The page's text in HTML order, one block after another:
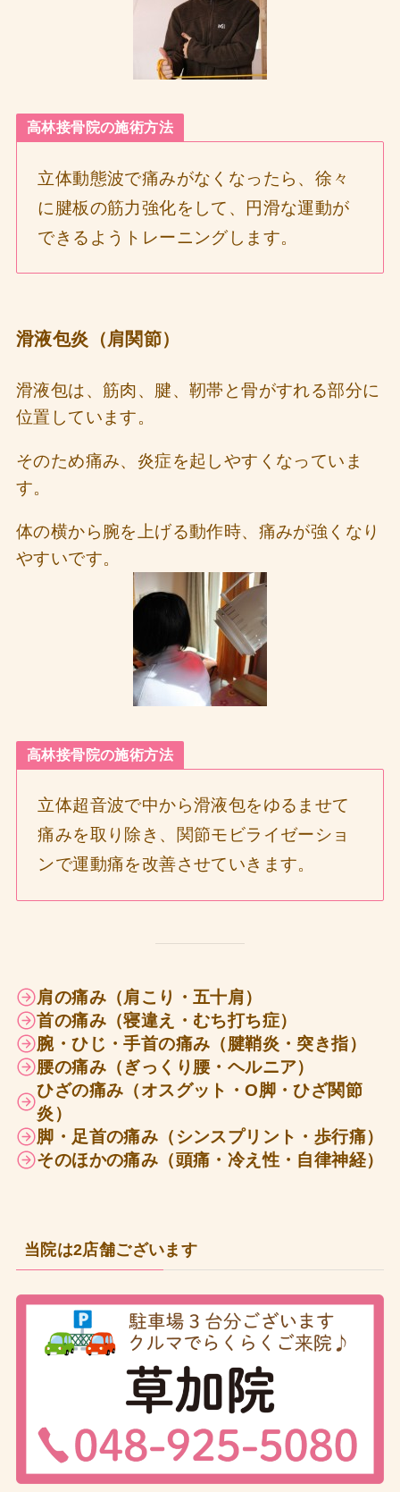
高林接骨院の施術方法
立体動態波で痛みがなくなったら、徐々
に腱板の筋力強化をして、円滑な運動が
できるようトレーニングします。
滑液包炎（肩関節）
滑液包は、筋肉、腱、靭帯と骨がすれる部分に
位置しています。
そのため痛み、炎症を起しやすくなっていま
す。
体の横から腕を上げる動作時、痛みが強くなり
やすいです。
高林接骨院の施術方法
立体超音波で中から滑液包をゆるませて
痛みを取り除き、関節モビライゼーショ
ンで運動痛を改善させていきます。
肩の痛み（肩こり・五十肩）
首の痛み（寝違え・むち打ち症）
腕・ひじ・手首の痛み（腱鞘炎・突き指）
腰の痛み（ぎっくり腰・ヘルニア）
ひざの痛み（オスグット・O脚・ひざ関節
炎）
脚・足首の痛み（シンスプリント・歩行痛）
そのほかの痛み（頭痛・冷え性・自律神経）
当院は2店舗ございます